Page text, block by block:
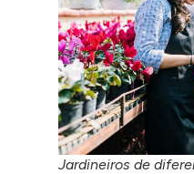
Jardineiros de